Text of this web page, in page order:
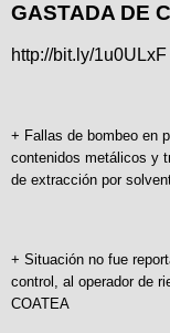
GASTADA DE
http://bit.ly/1u0ULxF
+ Fallas de bombeo en
contenidos metálicos y
de extracción por
+ Situación no fue
control, al operador de
COATEA